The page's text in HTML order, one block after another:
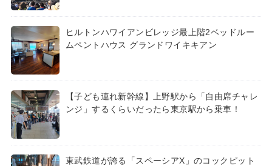
ヒルトンハワイアンビレッジ最上階2ベッドルー
ムペントハウス グランドワイキキアン
【子ども連れ新幹線】上野駅から「自由席チャレ
ンジ」するくらいだったら東京駅から乗車！
東武鉄道が誇る「スペーシアX」のコックピット